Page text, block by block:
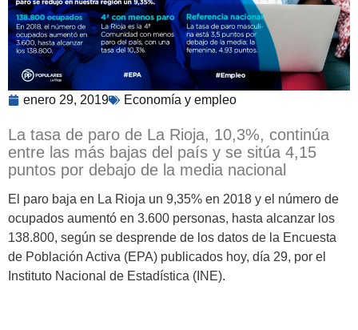
enero 29, 2019 Economía y empleo
La tasa de paro de La Rioja, 10,3%, continúa
entre las más bajas del país y se sitúa 4,15
puntos por debajo de la media nacional
El paro baja en La Rioja un 9,35% en 2018 y el número de
ocupados aumentó en 3.600 personas, hasta alcanzar los
138.800, según se desprende de los datos de la Encuesta
de Población Activa (EPA) publicados hoy, día 29, por el
Instituto Nacional de Estadística (INE).